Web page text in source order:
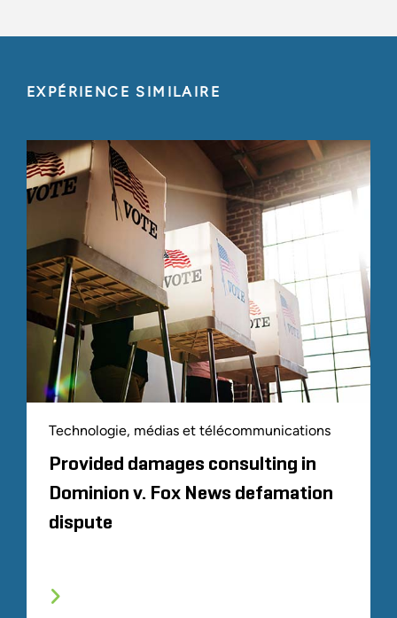
EXPÉRIENCE SIMILAIRE
Technologie, médias et télécommunications
Provided damages consulting in
Dominion v. Fox News defamation
dispute